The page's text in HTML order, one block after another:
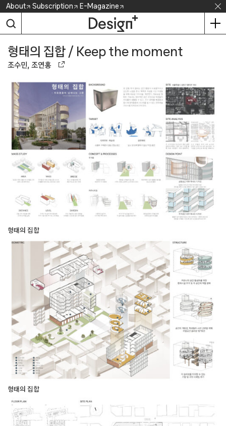
Skip
content
About Subscription E-Magazine
형태의 집합 / Keep the moment
조수민, 조연홍
형태의 집합
형태의 집합